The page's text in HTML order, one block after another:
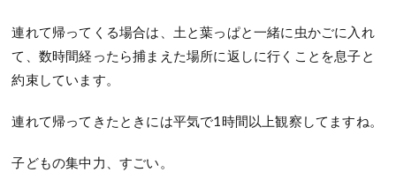
連れて帰ってくる場合は、土と葉っぱと一緒に虫かごに入れ
て、数時間経ったら捕まえた場所に返しに行くことを息子と
約束しています。
連れて帰ってきたときには平気で1時間以上観察してますね。
子どもの集中力、すごい。